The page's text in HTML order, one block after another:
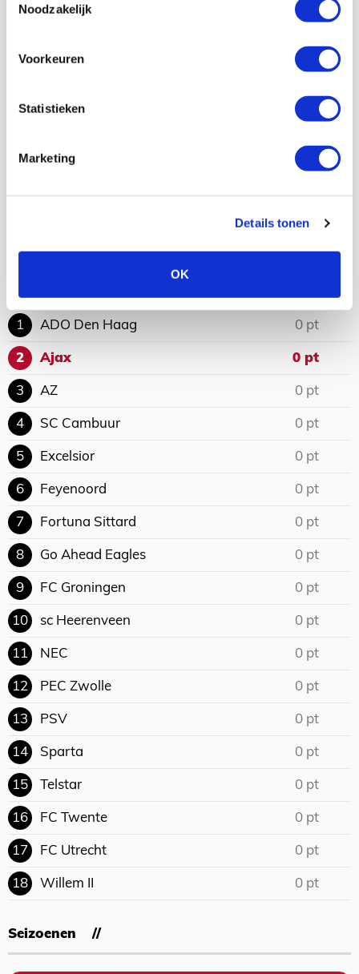
Noodzakelijk
Voorkeuren
Statistieken
Marketing
Details tonen
OK
EREDIVISIE zondag 16 mei 2027, 14:30 uur
Sparta
zondag 23 mei 2027, 14:30 uur
–
1 ADO Den Haag 0 pt
2 Ajax 0 pt
3 AZ 0 pt
4 SC Cambuur 0 pt
5 Excelsior 0 pt
6 Feyenoord 0 pt
7 Fortuna Sittard 0 pt
8 Go Ahead Eagles 0 pt
9 FC Groningen 0 pt
10 sc Heerenveen 0 pt
11 NEC 0 pt
12 PEC Zwolle 0 pt
13 PSV 0 pt
14 Sparta 0 pt
15 Telstar 0 pt
16 FC Twente 0 pt
17 FC Utrecht 0 pt
18 Willem II 0 pt
Seizoenen